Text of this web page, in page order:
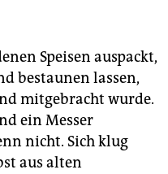
Speisen auspackt,
bestaunen lassen,
mitgebracht wurde.
ein Messer
nicht. Sich klug
aus alten